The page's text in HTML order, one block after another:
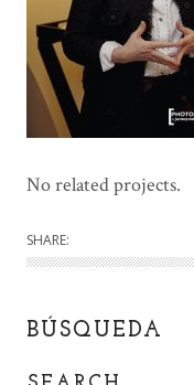
No related projects.
SHARE:
BÚSQUEDA